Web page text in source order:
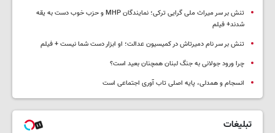
تنش بر سر میراث ملی گرایی ترکی؛ نمایندگان MHP و حزب خوب دست به یقه
شدند+ فیلم
تنش بر سر نام دمیرتاش در کمیسیون عدالت؛ او ابزار دست شما نیست + فیلم
چرا ورود جولانی به جنگ لبنان همچنان بعید است؟
انسجام و همدلی، پایه اصلی تاب آوری اجتماعی است
تبلیغات